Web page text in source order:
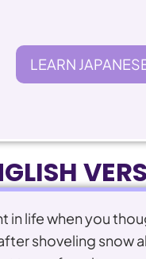
LEARN
in life when you
shoveling snow